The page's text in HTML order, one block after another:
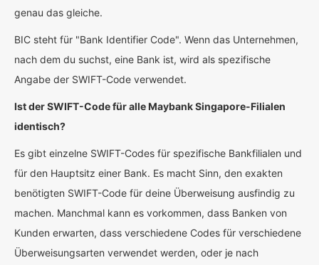
genau das gleiche.
BIC steht für "Bank Identifier Code". Wenn das Unternehmen,
nach dem du suchst, eine Bank ist, wird als spezifische
Angabe der SWIFT-Code verwendet.
Ist der SWIFT-Code für alle Maybank Singapore-Filialen
identisch?
Es gibt einzelne SWIFT-Codes für spezifische Bankfilialen und
für den Hauptsitz einer Bank. Es macht Sinn, den exakten
benötigten SWIFT-Code für deine Überweisung ausfindig zu
machen. Manchmal kann es vorkommen, dass Banken von
Kunden erwarten, dass verschiedene Codes für verschiedene
Überweisungsarten verwendet werden, oder je nach